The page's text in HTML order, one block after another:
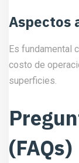
Aspectos
Es fundamental
costo de
superficies.
(FAQs)